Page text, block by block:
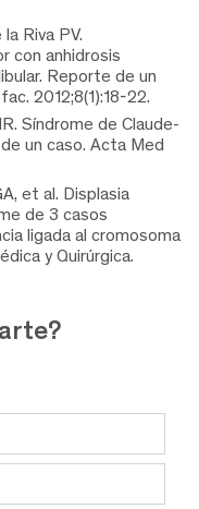
Riva PV.
con anhidrosis
Reporte de un
2012;8(1):18-22.
Síndrome de Claude-
un caso. Acta Med
et al. Displasia
de 3 casos
ligada al cromosoma
y Quirúrgica.